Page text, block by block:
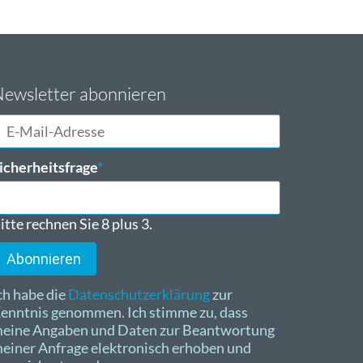
abonnieren
Mail-
*
rechnen Sie 8 plus 3.
Abonnieren
habe dieDatenschutzerklärungzur
genommen. Ich stimme zu, dass
Angaben und Daten zur Beantwortung
Anfrage elektronisch erhoben und